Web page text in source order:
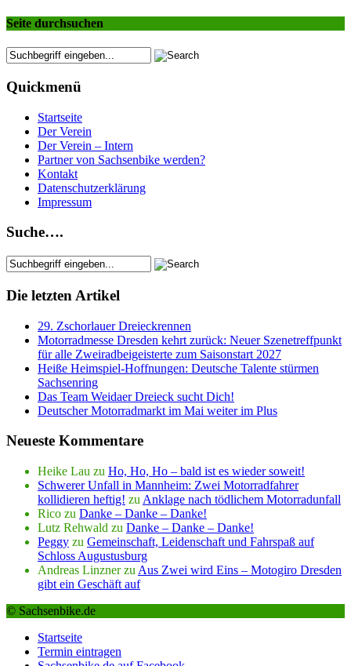
Seite durchsuchen
Quickmenü
Startseite
Der Verein
Der Verein – Intern
Partner von Sachsenbike werden?
Kontakt
Datenschutzerklärung
Impressum
Suche….
Die letzten Artikel
29. Zschorlauer Dreieckrennen
Motorradmesse Dresden kehrt zurück: Neuer Szenetreffpunkt
für alle Zweiradbeigeisterte zum Saisonstart 2027
Heiße Heimspiel-Hoffnungen: Deutsche Talente stürmen
Sachsenring
Das Team Weidaer Dreieck sucht Dich!
Deutscher Motorradmarkt im Mai weiter im Plus
Neueste Kommentare
Heike Lau zu Ho, Ho, Ho – bald ist es wieder soweit!
Schwerer Unfall in Mannheim: Zwei Motorradfahrer
kollidieren heftig! zu Anklage nach tödlichem Motorradunfall
Rico zu Danke – Danke – Danke!
Lutz Rehwald zu Danke – Danke – Danke!
Peggy zu Gemeinschaft, Leidenschaft und Fahrspaß auf
Schloss Augustusburg
Andreas Linznerzu Aus Zwei wird Eins – Motogiro Dresden
gibt ein Geschäft auf
© Sachsenbike.de
Startseite
Termin eintragen